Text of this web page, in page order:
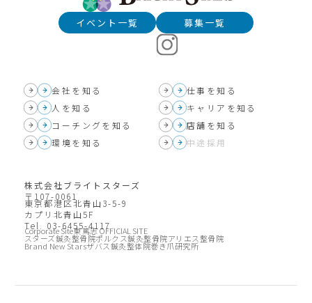
イベント一覧 募集一覧
会社を知る
人を知る
仕事を知る
キャリアを知る
コーチングを知る
環境を知る
店舗を知る
中途採用
株式会社ブライトスターズ
〒107-0061
東京都港区北青山3-5-9
カプリ北青山5F
Tel. 03-6455-4117
Corporate Site東 篤志 OFFICIAL SITE
スターズ鍼灸整骨院ポルクス鍼灸整骨院アリエス整骨院
Brand New Starsザバス鍼灸整体院巻き爪研究所